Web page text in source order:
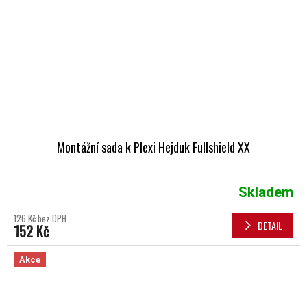
Montážní sada k Plexi Hejduk Fullshield XX
Skladem
126 Kč bez DPH
152 Kč DETAIL
Akce